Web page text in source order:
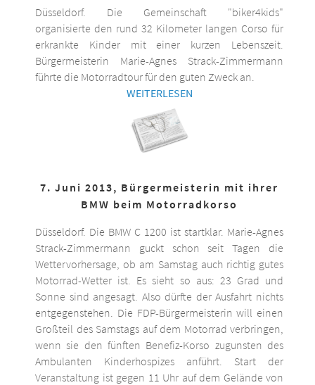
Düsseldorf. Die Gemeinschaft "biker4kids"
organisierte den rund 32 Kilometer langen Corso für
erkrankte Kinder mit einer kurzen Lebenszeit.
Bürgermeisterin Marie-Agnes Strack-Zimmermann
führte die Motorradtour für den guten Zweck an.
WEITERLESEN
7. Juni 2013, Bürgermeisterin mit ihrer
BMW beim Motorradkorso
Düsseldorf. Die BMW C 1200 ist startklar. Marie-Agnes
Strack-Zimmermann guckt schon seit Tagen die
Wettervorhersage, ob am Samstag auch richtig gutes
Motorrad-Wetter ist. Es sieht so aus: 23 Grad und
Sonne sind angesagt. Also dürfte der Ausfahrt nichts
entgegenstehen. Die FDP-Bürgermeisterin will einen
Großteil des Samstags auf dem Motorrad verbringen,
wenn sie den fünften Benefiz-Korso zugunsten des
Ambulanten Kinderhospizes anführt. Start der
Veranstaltung ist gegen 11 Uhr auf dem Gelände von